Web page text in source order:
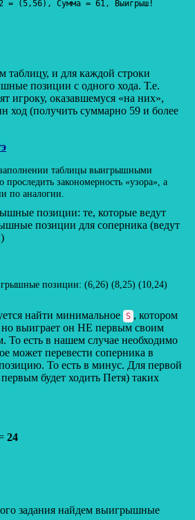
таблицу, и для каждой строки
позиции с одного хода. Т.е.
игроку, оказавшемуся «на них»,
ход (получить суммарно 59 и более
таблицы выигрышными
закономерность «узора», а
по аналогии.
позиции: те, которые ведут
позиции для соперника (ведут
позиции: (6,26) (8,25) (10,24)
найти минимальное S , котором
но выиграет он НЕ первым своим
То есть в нашем случае необходимо
может перевести соперника в
То есть в минус. Для первой
будет ходить Петя) таких
24
задания найдем выигрышные